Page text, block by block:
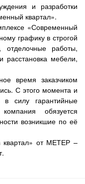
и разработки
квартал».
«Современный
графику в строгой
отделочные работы,
расстановка мебели,
время заказчиком
С этого момента и
силу гарантийные
обязуется
возникшие по её
квартал» от МЕТЕР –